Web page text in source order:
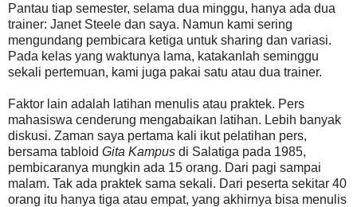
Pantau tiap semester, selama dua minggu, hanya ada dua
trainer: Janet Steele dan saya. Namun kami sering
mengundang pembicara ketiga untuk sharing dan variasi.
Pada kelas yang waktunya lama, katakanlah seminggu
sekali pertemuan, kami juga pakai satu atau dua trainer.
Faktor lain adalah latihan menulis atau praktek. Pers
mahasiswa cenderung mengabaikan latihan. Lebih banyak
diskusi. Zaman saya pertama kali ikut pelatihan pers,
bersama tabloid Gita Kampus di Salatiga pada 1985,
pembicaranya mungkin ada 15 orang. Dari pagi sampai
malam. Tak ada praktek sama sekali. Dari peserta sekitar 40
orang itu hanya tiga atau empat, yang akhirnya bisa menulis